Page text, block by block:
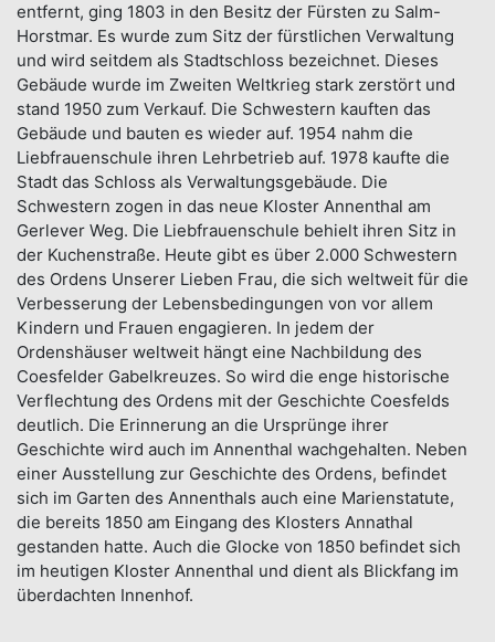
entfernt, ging 1803 in den Besitz der Fürsten zu Salm-
Horstmar. Es wurde zum Sitz der fürstlichen Verwaltung
und wird seitdem als Stadtschloss bezeichnet. Dieses
Gebäude wurde im Zweiten Weltkrieg stark zerstört und
stand 1950 zum Verkauf. Die Schwestern kauften das
Gebäude und bauten es wieder auf. 1954 nahm die
Liebfrauenschule ihren Lehrbetrieb auf. 1978 kaufte die
Stadt das Schloss als Verwaltungsgebäude. Die
Schwestern zogen in das neue Kloster Annenthal am
Gerlever Weg. Die Liebfrauenschule behielt ihren Sitz in
der Kuchenstraße. Heute gibt es über 2.000 Schwestern
des Ordens Unserer Lieben Frau, die sich weltweit für die
Verbesserung der Lebensbedingungen von vor allem
Kindern und Frauen engagieren. In jedem der
Ordenshäuser weltweit hängt eine Nachbildung des
Coesfelder Gabelkreuzes. So wird die enge historische
Verflechtung des Ordens mit der Geschichte Coesfelds
deutlich. Die Erinnerung an die Ursprünge ihrer
Geschichte wird auch im Annenthal wachgehalten. Neben
einer Ausstellung zur Geschichte des Ordens, befindet
sich im Garten des Annenthals auch eine Marienstatute,
die bereits 1850 am Eingang des Klosters Annathal
gestanden hatte. Auch die Glocke von 1850 befindet sich
im heutigen Kloster Annenthal und dient als Blickfang im
überdachten Innenhof.